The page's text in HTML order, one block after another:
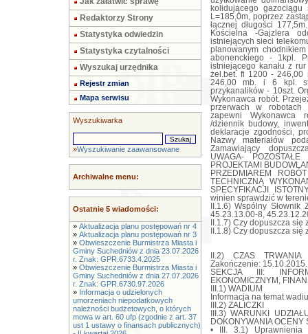
Redaktorzy Strony
Statystyka odwiedzin
Statystyka czytalności
Wyszukaj urzędnika
Rejestr zmian
Mapa serwisu
Wyszukiwarka
»Wyszukiwanie zaawansowane
Archiwalne menu:
Ostatnie 5 wiadomości:
» Aktualizacja planu postępowań nr 4
» Aktualizacja planu postępowań nr 3
» Obwieszczenie Burmistrza Miasta i
Gminy Suchedniów z dnia 23.07.2026
r. Znak: GPR.6733.4.2025
» Obwieszczenie Burmistrza Miasta i
Gminy Suchedniów z dnia 27.07.2026
r. Znak: GPR.6730.97.2026
» Informacja o udzielonych
umorzeniach niepodatkowych
należności budżetowych, o których
mowa w art. 60 ufp (zgodnie z art. 37
ust 1 ustawy o finansach publicznych)
kolidującego
L=185,0m, poprzez
łącznej długości
Kościelna -Gajzlera
istniejących sieci
planowanym
abonenckiego - 1kpl.
istniejącego kanału z
żel.bet. fi 1200 - 246,00
246,00 mb. i 6 kpl.
przykanalików - 10szt.
Wykonawca robót.
przerwach w robotach
zapewni Wykonawca
/dziennik budowy,
deklaracje zgodności,
Nazwy materiałów
Zamawiający
UWAGA-
PROJEKTAMI
PRZEDMIAREM
TECHNICZNĄ
SPECYFIKACJI
winien sprawdzić w
II.1.6) Wspólny
45.23.13.00-8,
II.1.7) Czy dopuszcza się
II.1.8) Czy dopuszcza się
II.2) CZAS TRWANIA
Zakończenie: 15.10.2015.
SEKCJA III:
EKONOMICZNYM,
III.1) WADIUM
Informacja na temat
III.2) ZALICZKI
III.3) WARUNKI
DOKONYWANIA OCENY
• III. 3.1) Uprawnienia